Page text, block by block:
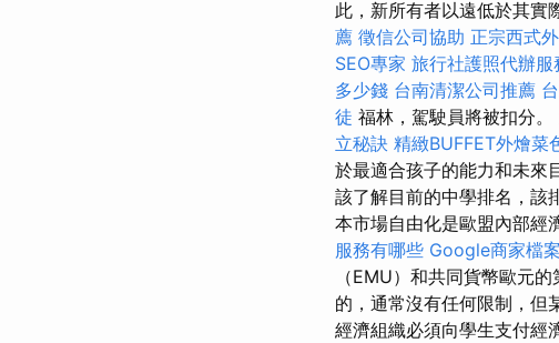
此，新所有者以遠低於其
薦 徵信公司協助 正宗西式
SEO專家 旅行社護照代辦服
多少錢 台南清潔公司推薦
徒 福林，駕駛員將被扣分
立秘訣 精緻BUFFET外燴菜
於最適合孩子的能力和未來
該了解目前的中學排名，該
本市場自由化是歐盟內部經
服務有哪些 Google商家檔
（EMU）和共同貨幣歐元的
的，通常沒有任何限制，但
經濟組織必須向學生支付經